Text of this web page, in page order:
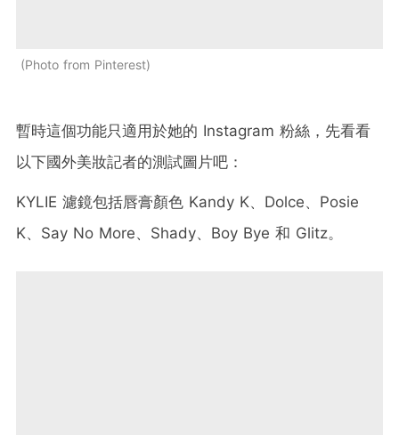
Photo from Pinterest
暫時這個功能只適用於她的 Instagram 粉絲，先看看
以下國外美妝記者的測試圖片吧：
KYLIE 濾鏡包括唇膏顏色 Kandy K、 Dolce、 Posie
K、 Say No More、 Shady、 Boy Bye 和 Glitz。